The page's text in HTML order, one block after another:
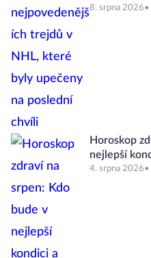
8. srpna 2026
Horoskop
nejlepší
4. srpna 2026